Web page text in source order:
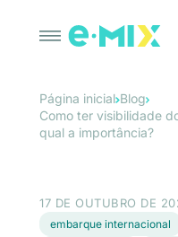
Página inicial Blog
Como ter visibilidade
qual a importância?
17 DE OUTUBRO DE
embarque internacional